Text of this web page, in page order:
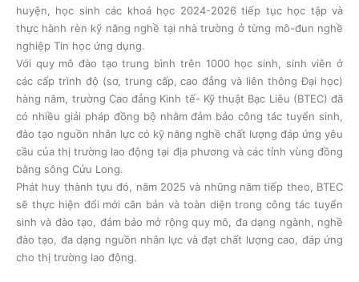
huyện, học sinh các khoá học 2024-2026 tiếp tục học tập và
thực hành rèn kỹ năng nghề tại nhà trường ở từng mô-đun nghề
nghiệp Tin học ứng dụng.
Với quy mô đào tạo trung bình trên 1000 học sinh, sinh viên ở
các cấp trình độ (sơ, trung cấp, cao đẳng và liên thông Đại học)
hàng năm, trường Cao đẳng Kinh tế- Kỹ thuật Bạc Liêu (BTEC) đã
có nhiều giải pháp đồng bộ nhằm đảm bảo công tác tuyển sinh,
đào tạo nguồn nhân lực có kỹ năng nghề chất lượng đáp ứng yêu
cầu của thị trường lao động tại địa phương và các tỉnh vùng đồng
bằng sông Cửu Long.
Phát huy thành tựu đó, năm 2025 và những năm tiếp theo, BTEC
sẽ thực hiện đổi mới căn bản và toàn diện trong công tác tuyển
sinh và đào tạo, đảm bảo mở rộng quy mô, đa dạng ngành, nghề
đào tạo, đa dạng nguồn nhân lực và đạt chất lượng cao, đáp ứng
cho thị trường lao động.